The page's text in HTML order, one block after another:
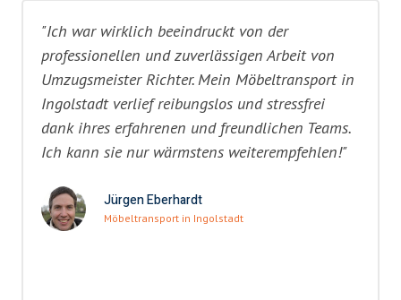
"Ich war wirklich beeindruckt von der
professionellen und zuverlässigen Arbeit von
Umzugsmeister Richter. Mein Möbeltransport in
Ingolstadt verlief reibungslos und stressfrei
dank ihres erfahrenen und freundlichen Teams.
Ich kann sie nur wärmstens weiterempfehlen!"
Jürgen Eberhardt
Möbeltransport in Ingolstadt